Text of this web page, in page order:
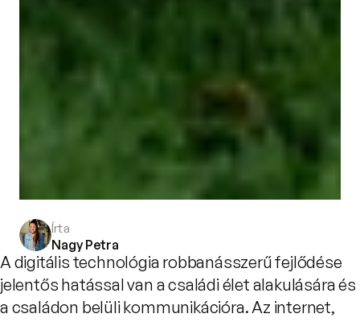
Írta
Nagy Petra
A digitális technológia robbanásszerű fejlődése
jelentős hatással van a családi élet alakulására és
a családon belüli kommunikációra. Az internet,